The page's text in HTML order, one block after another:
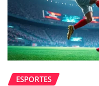
ESPORTES